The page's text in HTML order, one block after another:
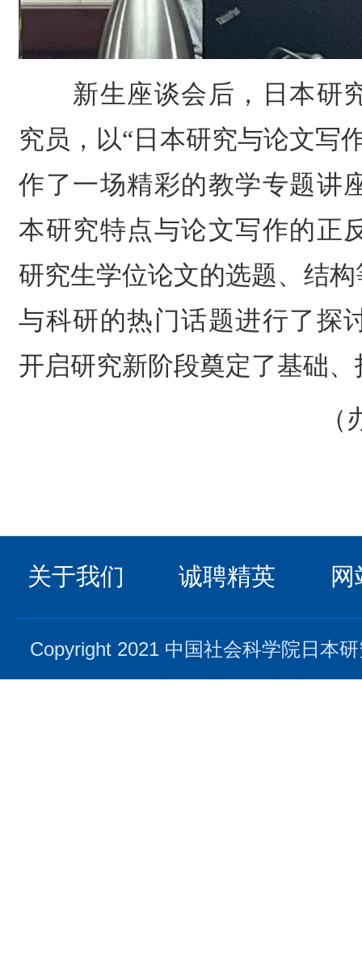
新生座谈会后，日本研
究员，以“日本研究与论文写
作了一场精彩的教学专题讲
本研究特点与论文写作的正
研究生学位论文的选题、结
与科研的热门话题进行了探
开启研究新阶段奠定了基础
关于我们 诚聘精英
Copyright 2021 中国社会科学院日本